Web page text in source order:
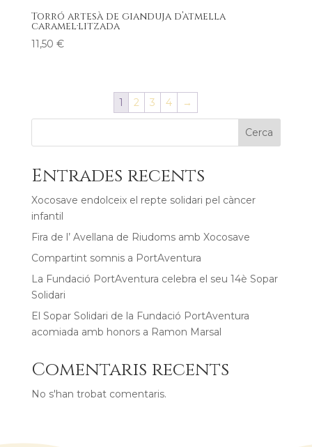
Torró artesà de gianduja d’atmella
caramel·litzada
11,50 €
1 2 3 4 →
Cerca
Entrades recents
Xocosave endolceix el repte solidari pel càncer
infantil
Fira de l’ Avellana de Riudoms amb Xocosave
Compartint somnis a PortAventura
La Fundació PortAventura celebra el seu 14è Sopar
Solidari
El Sopar Solidari de la Fundació PortAventura
acomiada amb honors a Ramon Marsal
Comentaris recents
No s'han trobat comentaris.